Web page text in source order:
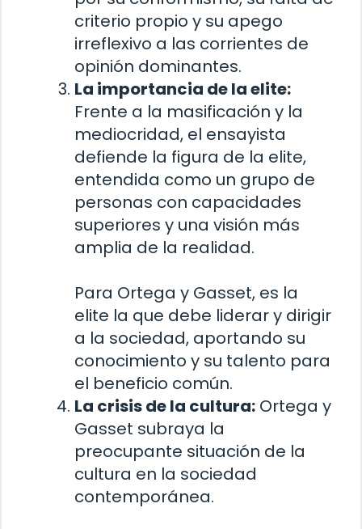
criterio propio y su apego
irreflexivo a las corrientes de
opinión dominantes.
La importancia de la elite:
Frente a la masificación y la
mediocridad, el ensayista
defiende la figura de la elite,
entendida como un grupo de
personas con capacidades
superiores y una visión más
amplia de la realidad.
Para Ortega y Gasset, es la
elite la que debe liderar y dirigir
a la sociedad, aportando su
conocimiento y su talento para
el beneficio común.
La crisis de la cultura: Ortega y
Gasset subraya la
preocupante situación de la
cultura en la sociedad
contemporánea.